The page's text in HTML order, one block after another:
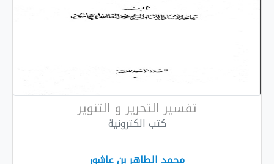
تفسير التحرير و التنوير
كتب الكترونية
محمد الطاهر بن عاشور